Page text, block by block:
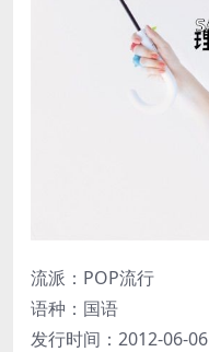
流派：POP流行
语种：国语
发行时间：2012-06-06